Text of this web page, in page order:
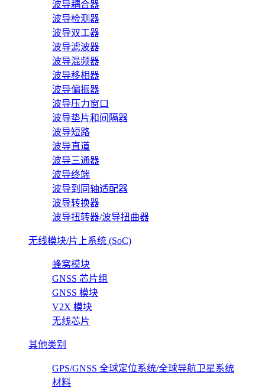
波导耦合器
波导检测器
波导双工器
波导滤波器
波导混频器
波导移相器
波导偏振器
波导压力窗口
波导垫片和间隔器
波导短路
波导直道
波导三通器
波导终端
波导到同轴适配器
波导转换器
波导扭转器/波导扭曲器
无线模块/片上系统 (SoC)
蜂窝模块
GNSS 芯片组
GNSS 模块
V2X 模块
无线芯片
其他类别
GPS/GNSS 全球定位系统/全球导航卫星系统
材料